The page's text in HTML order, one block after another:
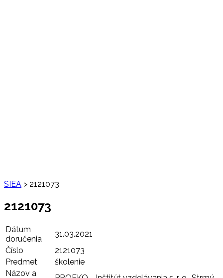
SIEA > 2121073
2121073
Dátum
doručenia
31.03.2021
Číslo
2121073
Predmet
školenie
Názov a